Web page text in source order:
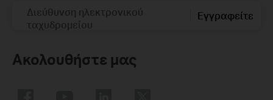
Διεύθυνση ηλεκτρονικού
ταχυδρομείου
Εγγραφείτε
Ακολουθήστε μας